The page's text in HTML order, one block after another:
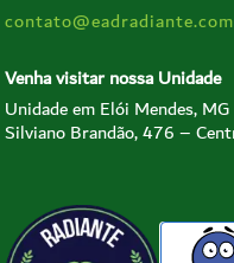
Venha visitar nossa Unidade
Unidade em Elói Mendes, MG
Silviano Brandão, 476 –